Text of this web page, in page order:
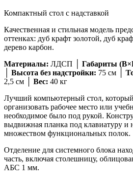
Компактный стол с надставкой
Качественная и стильная модель
оттенках: дуб крафт золотой, дуб
дерево карбон.
Материалы: ЛДСП │ Габариты
Высота без надстройки: 75 см │
2,5 см │ Вес: 40 кг
Лучший компьютерный стол,
организовать рабочее место или
необходимое было под рукой.
выдвижная планка под клавиатуру и
множеством функциональных полок.
Отделение для системного блока
часть, включая столешницу,
АБС 1 мм.